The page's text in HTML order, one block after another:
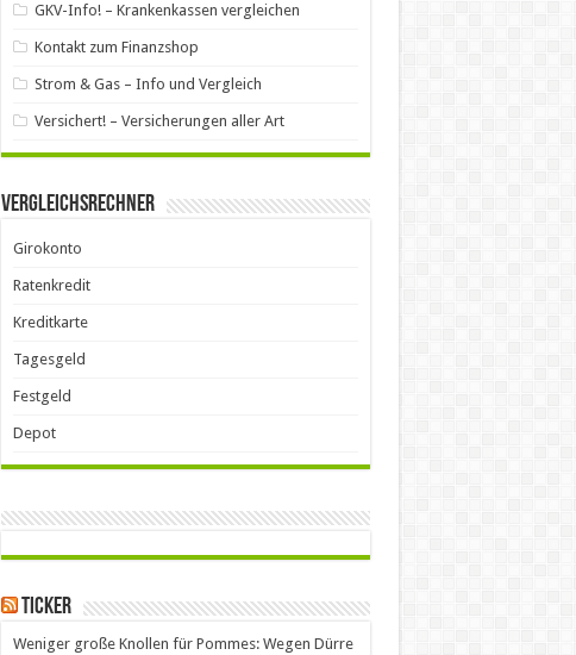
GKV-Info! – Krankenkassen vergleichen
Kontakt zum Finanzshop
Strom & Gas – Info und Vergleich
Versichert! – Versicherungen aller Art
Vergleichsrechner
Girokonto
Ratenkredit
Kreditkarte
Tagesgeld
Festgeld
Depot
Ticker
Weniger große Knollen für Pommes: Wegen Dürre